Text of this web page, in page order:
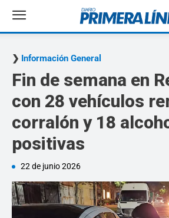
Información General
Fin de semana en
con 28 vehículos
corralón y 18
positivas
22 de junio 2026